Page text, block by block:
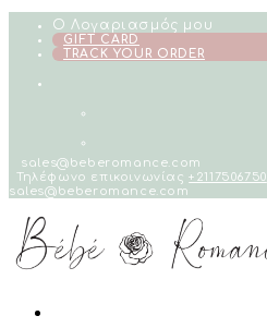
Skip
content
Ο Λογαριασμός μου
GIFT CARD
TRACK YOUR ORDER
sales@beberomance.com
Τηλέφωνο επικοινωνίας+2117506750
sales@beberomance.com